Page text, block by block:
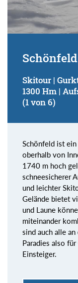
Skitour |
1300 Hm |
(1 von 6)
Schönfeld ist
oberhalb von
1740 m hoch
schneesicherer
und leichter
Gelände bietet
und Laune
miteinander
sind auch alle
Paradies also
Einsteiger.